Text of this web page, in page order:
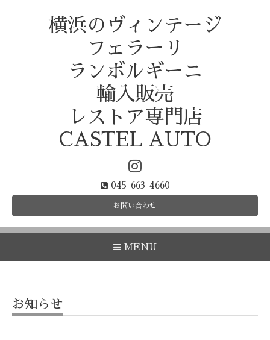
横浜のヴィンテージ
フェラーリ
ランボルギーニ
輸入販売
レストア専門店
CASTEL AUTO
045-663-4660
お問い合わせ
MENU
お知らせ